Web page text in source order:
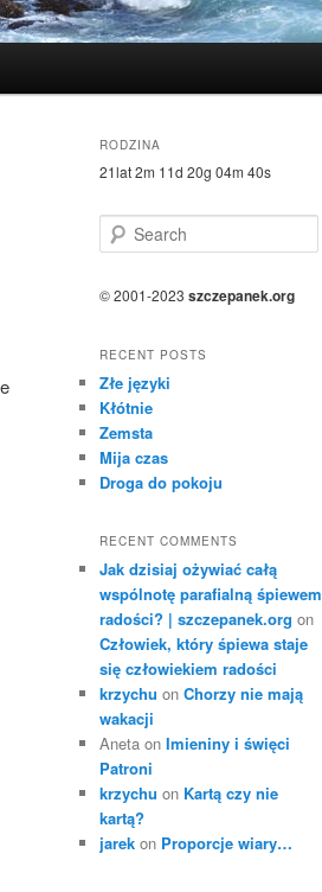
RODZINA
21lat 2m 11d 20g 04m 40s
e
r© 2001-2023 szczepanek.org
RECENT POSTS
Złe języki
Kłótnie
Zemsta
Mija czas
Droga do pokoju
RECENT COMMENTS
Jak dzisiaj ożywiać całą
wspólnotę parafialną śpiewem
radości? | szczepanek.org on
Człowiek, który śpiewa staje
się człowiekiem radości
krzychu on Chorzy nie mają
wakacji
Aneta on Imieniny i święci
Patroni
krzychu on Kartą czy nie
kartą?
jarek on Proporcje wiary…